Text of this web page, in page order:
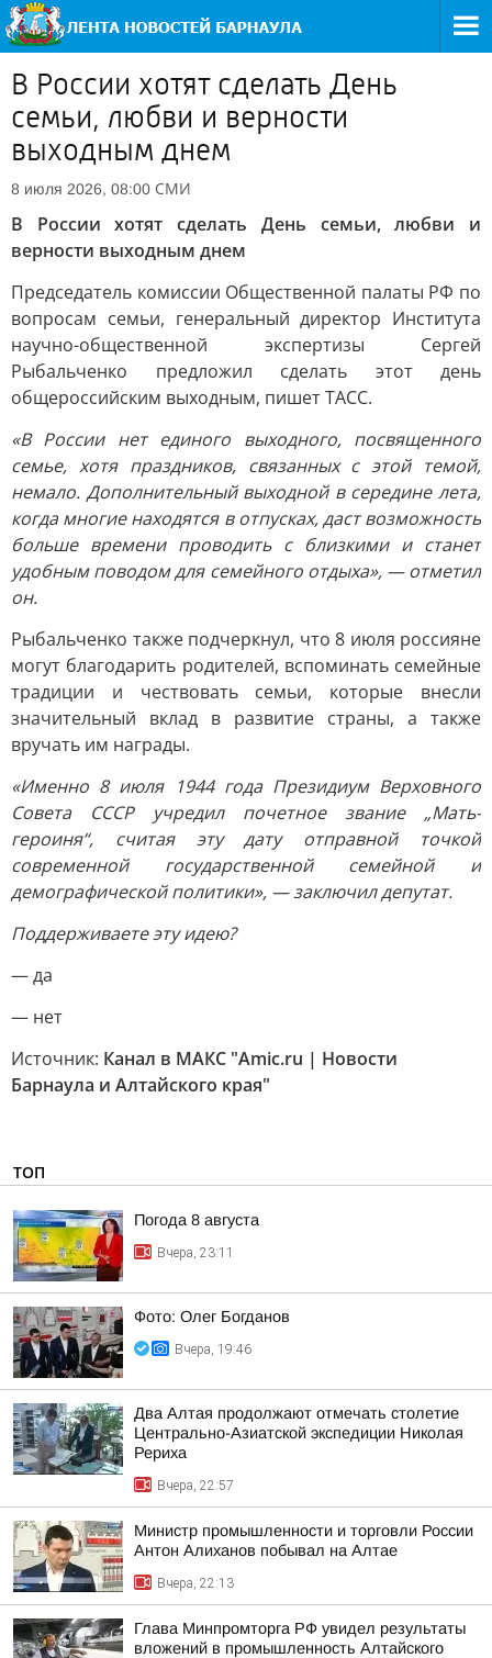
В России хотят сделать День
семьи, любви и верности
выходным днем
8 июля 2026, 08:00 СМИ
В России хотят сделать День семьи, любви и
верности выходным днем
Председатель комиссии Общественной палаты РФ по
вопросам семьи, генеральный директор Института
научно-общественной экспертизы Сергей
Рыбальченко предложил сделать этот день
общероссийским выходным, пишет ТАСС.
«В России нет единого выходного, посвященного
семье, хотя праздников, связанных с этой темой,
немало. Дополнительный выходной в середине лета,
когда многие находятся в отпусках, даст возможность
больше времени проводить с близкими и станет
удобным поводом для семейного отдыха», — отметил
он.
Рыбальченко также подчеркнул, что 8 июля россияне
могут благодарить родителей, вспоминать семейные
традиции и чествовать семьи, которые внесли
значительный вклад в развитие страны, а также
вручать им награды.
«Именно 8 июля 1944 года Президиум Верховного
Совета СССР учредил почетное звание „Мать-
героиня“, считая эту дату отправной точкой
современной государственной семейной и
демографической политики», — заключил депутат.
Поддерживаете эту идею?
— да
— нет
Источник: Канал в МАКС "Amic.ru | Новости
Барнаула и Алтайского края"
ТОП
Погода 8 августа
Вчера, 23:11
Фото: Олег Богданов
Вчера, 19:46
Два Алтая продолжают отмечать столетие
Центрально-Азиатской экспедиции Николая
Рериха
Вчера, 22:57
Министр промышленности и торговли России
Антон Алиханов побывал на Алтае
Вчера, 22:13
Глава Минпромторга РФ увидел результаты
вложений в промышленность Алтайского